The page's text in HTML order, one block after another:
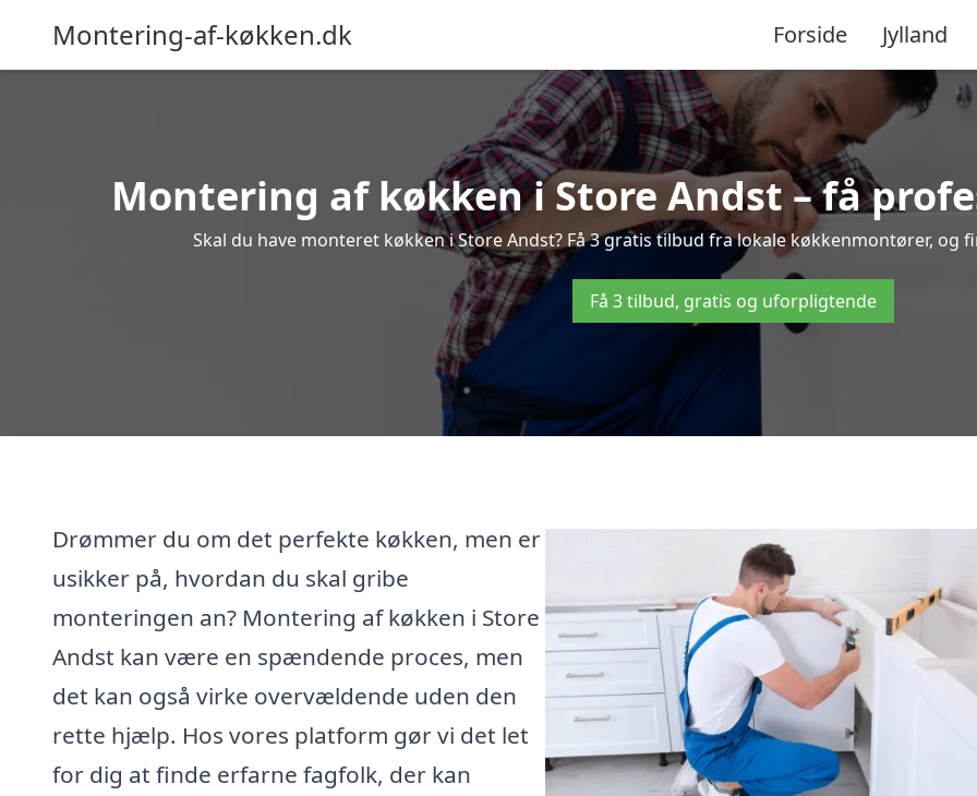
Montering-af-køkken.dk Forside Jylland
Montering af køkken i Store Andst – få
Skal du have monteret køkken i Store Andst? Få 3 gratis tilbud fra lokale køkkenmontører, og
Få 3 tilbud, gratis og uforpligtende
Drømmer du om det perfekte køkken, men er
usikker på, hvordan du skal gribe
monteringen an? Montering af køkken i Store
Andst kan være en spændende proces, men
det kan også virke overvældende uden den
rette hjælp. Hos vores platform gør vi det let
for dig at finde erfarne fagfolk, der kan